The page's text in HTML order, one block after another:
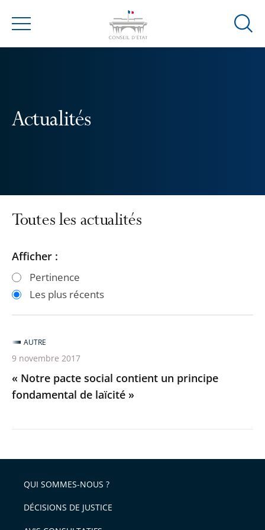
Menu
Ouvrir
Actualités
Toutes les actualités
Passer
les
filtres
après
Passer
les
filtres
avant
Afficher :
Pertinence
Les plus récents
« Notre pacte social contient un principe
fondamental de laïcité »
AUTRE
9 novembre 2017
QUI SOMMES-NOUS ?
DÉCISIONS DE JUSTICE